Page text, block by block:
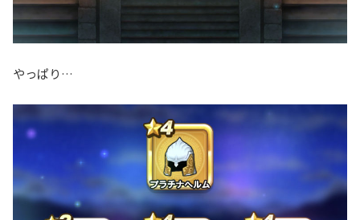
やっぱり…